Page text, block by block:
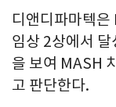
디앤디파마텍
임상 2상에서
을 보여 MASH
고 판단한다.